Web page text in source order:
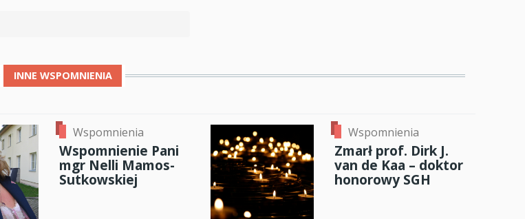
INNE WSPOMNIENIA
Wspomnienia
Wspomnienie Pani
mgr Nelli Mamos-
Sutkowskiej
Wspomnienia
Zmarł prof. Dirk J.
van de Kaa – doktor
honorowy SGH